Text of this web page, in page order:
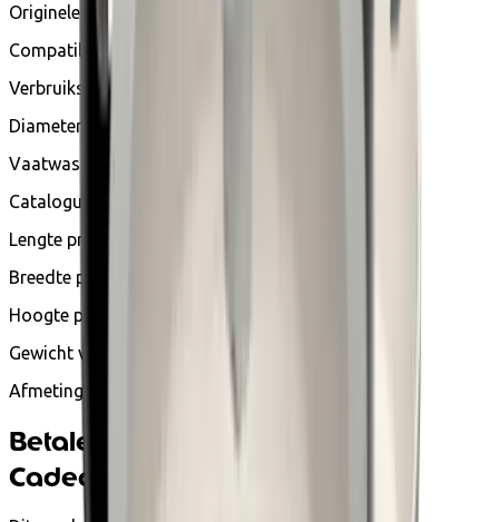
Originele garantie: 2 jaar
Compatibiliteit: Alle branders inclusief inductie
Verbruiksabonnement: Nee
Diameter : 28 cm
Vaatwasmachinebestendig : Ja
Catalogusnummer : G2671902
Lengte product : 28,7 cm
Breedte product : 46,5 cm
Hoogte product : 10,2 cm
Gewicht van het product : 1061 g
Afmetingen: 46,5 x 28,7 x 10,2 cm
Betalen met Ecocheques en
Cadeaucheques